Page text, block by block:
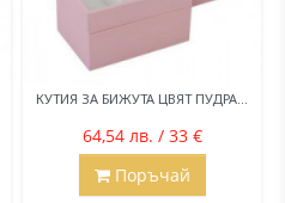
КУТИЯ ЗА БИЖУТА ЦВЯТ ПУДРА...
64,54 лв. / 33 €
Поръчай